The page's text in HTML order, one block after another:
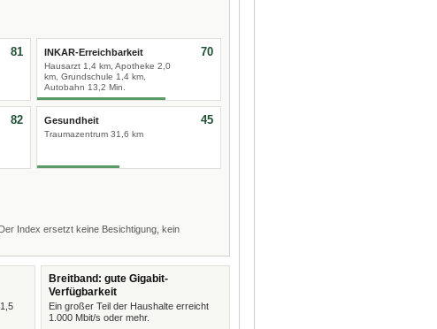
81 INKAR-Erreichbarkeit
Hausarzt 1,4 km, Apotheke 2,0
km, Grundschule 1,4 km,
Autobahn 13,2 Min.
70
82 Gesundheit
Traumazentrum 31,6 km
45
Der Index ersetzt keine Besichtigung, kein
Breitband: gute Gigabit-
Verfügbarkeit
Ein großer Teil der Haushalte erreicht
1.000 Mbit/s oder mehr.